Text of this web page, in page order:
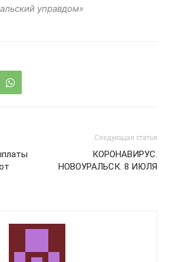
управдом»
Следующая статья
КОРОНАВИРУС.
НОВОУРАЛЬСК. 8 ИЮЛЯ